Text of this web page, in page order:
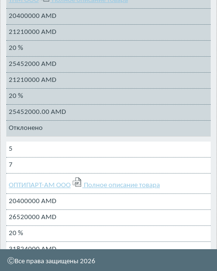
20400000 AMD
21210000 AMD
20 %
25452000 AMD
21210000 AMD
20 %
25452000.00 AMD
Отклонено
5
7
ОПТИПАРТ-АМ ООО Полное описание товара
20400000 AMD
26520000 AMD
20 %
31824000 AMD
26520000 AMD
ⒸВсе права защищены 2026